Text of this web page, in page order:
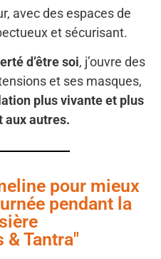
avec des espaces de
et sécurisant.
d’être soi, j’ouvre des
et ses masques,
plus vivante et plus
aux autres.
pour mieux
pendant la
& Tantra"